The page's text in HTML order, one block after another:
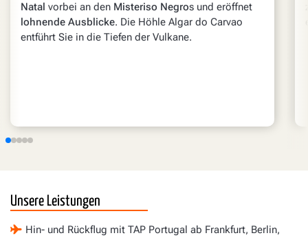
Natal vorbei an den Misteriso Negros und eröffnet
lohnende Ausblicke. Die Höhle Algar do Carvao
entführt Sie in die Tiefen der Vulkane.
Unsere Leistungen
Hin- und Rückflug mit TAP Portugal ab Frankfurt, Berlin,